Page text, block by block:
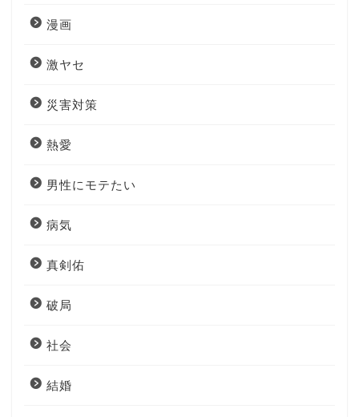
漫画
激ヤセ
災害対策
熱愛
男性にモテたい
病気
真剣佑
破局
社会
結婚